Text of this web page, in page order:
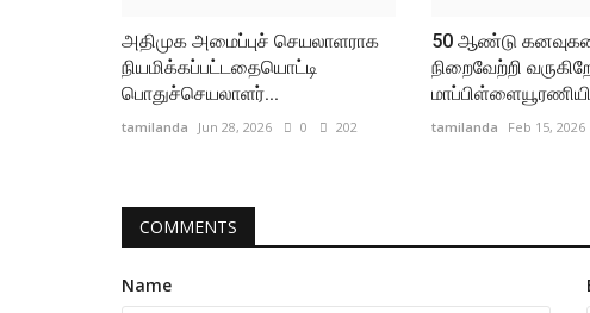
அதிமுக அமைப்புச் செயலாளராக
நியமிக்கப்பட்டதையொட்டி
பொதுச்செயலாளர்...
tamilanda Jun 28, 2026 0 202
50 ஆண்டு
நிறைவேற்றி
tamilanda Feb 15, 2026
COMMENTS
Name